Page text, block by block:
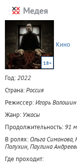
Медея
18+
Кино
Год:2022
Страна:Россия
Режиссер:Игорь Волошин
Жанр: Ужасы
Продолжительность: 91
В ролях: Ольга Симонова,
Полухин, Паулина
Где проходит: